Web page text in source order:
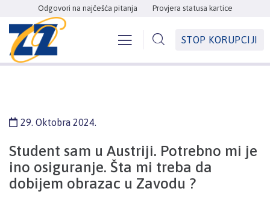
Odgovori na najčešća pitanja Provjera statusa kartice
STOP KORUPCIJI
29. Oktobra 2024.
Student sam u Austriji. Potrebno mi je
ino osiguranje. Šta mi treba da
dobijem obrazac u Zavodu ?